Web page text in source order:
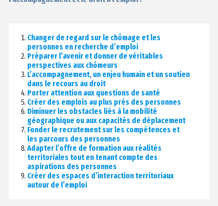
Changer de regard sur le chômage et les
personnes en recherche d’emploi
Préparer l’avenir et donner de véritables
perspectives aux chômeurs
L’accompagnement, un enjeu humain et un soutien
dans le recours au droit
Porter attention aux questions de santé
Créer des emplois au plus près des personnes
Diminuer les obstacles liés à la mobilité
géographique ou aux capacités de déplacement
Fonder le recrutement sur les compétences et
les parcours des personnes
Adapter l’offre de formation aux réalités
territoriales tout en tenant compte des
aspirations des personnes
Créer des espaces d’interaction territoriaux
autour de l’emploi